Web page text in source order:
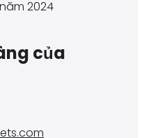
2024
của